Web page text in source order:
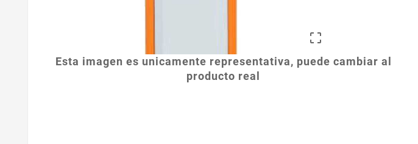

Esta imagen es unicamente representativa, puede cambiar al
producto real